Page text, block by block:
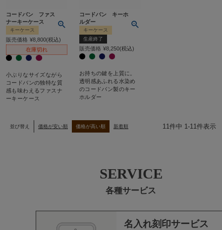
コードバン ファス
ナーキーケース
キーケース
販売価格 ¥8,800 税込
在庫切れ
小ぶりなサイズながら
コードバンの独特な質
感も味わえるファスナ
ーキーケース
コードバン キーホ
ルダー
キーケース
生産終了
販売価格 ¥8,250 税込
お持ちの鍵を上質に。
透明感あふれる水染め
のコードバン製のキー
ホルダー
並び替え 価格が安い順 価格が高い順 新着順 11件中 1-11件表示
SERVICE
各種サービス
名入れ刻印サービス